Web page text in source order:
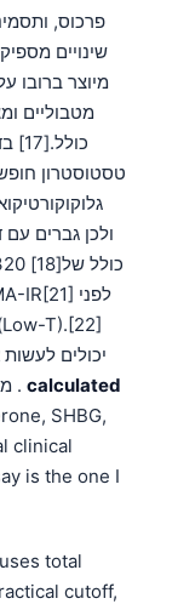
שינויים
מטבוליים
טסטוסטרון
ולכן גברים
יכולים
מאחורי ערך של[23] 400-500 נ״ג/ד״ל[24] . calculated
SHBG,
clinical
is the one I
total
cutoff,